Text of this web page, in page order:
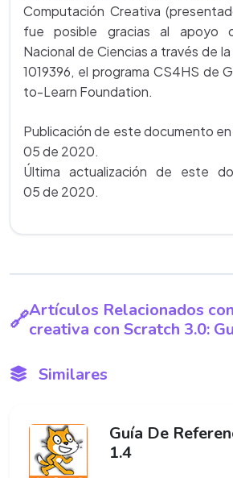
Computación Creativa
fue posible gracias al apoyo
Nacional de Ciencias a través de
1019396, el programa CS4HS de
to-Learn Foundation.
Publicación de este documento en
05 de 2020.
Última actualización de este
05 de 2020.
Artículos Relacionados
creativa con Scratch 3.0:
Similares
Guía De
1.4